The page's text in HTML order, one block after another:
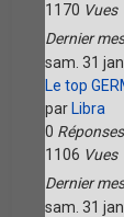
1170 Vues
Dernier
sam. 31
Le top
par Libra
0 Réponses
1106 Vues
Dernier
sam. 31